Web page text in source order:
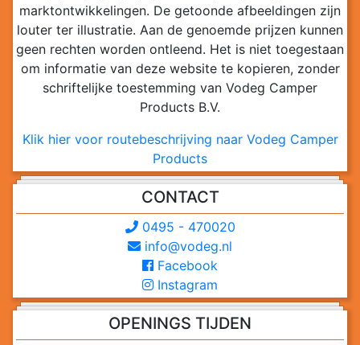
marktontwikkelingen. De getoonde afbeeldingen zijn
louter ter illustratie. Aan de genoemde prijzen kunnen
geen rechten worden ontleend. Het is niet toegestaan
om informatie van deze website te kopieren, zonder
schriftelijke toestemming van Vodeg Camper
Products B.V.
Klik hier voor routebeschrijving naar Vodeg Camper
Products
CONTACT
0495 - 470020
info@vodeg.nl
Facebook
Instagram
OPENINGS TIJDEN